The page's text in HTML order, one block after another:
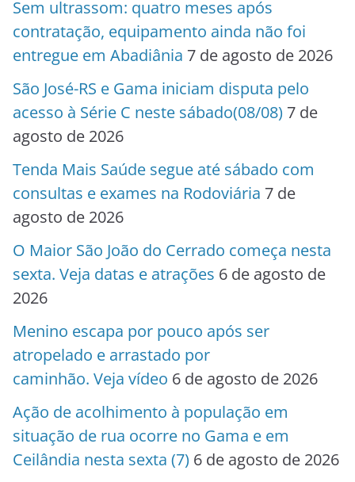
Sem ultrassom: quatro meses após
contratação, equipamento ainda não foi
entregue em Abadiânia 7 de agosto de 2026
São José-RS e Gama iniciam disputa pelo
acesso à Série C neste sábado(08/08) 7 de
agosto de 2026
Tenda Mais Saúde segue até sábado com
consultas e exames na Rodoviária 7 de
agosto de 2026
O Maior São João do Cerrado começa nesta
sexta. Veja datas e atrações 6 de agosto de
2026
Menino escapa por pouco após ser
atropelado e arrastado por
caminhão. Veja vídeo 6 de agosto de 2026
Ação de acolhimento à população em
situação de rua ocorre no Gama e em
Ceilândia nesta sexta (7) 6 de agosto de 2026